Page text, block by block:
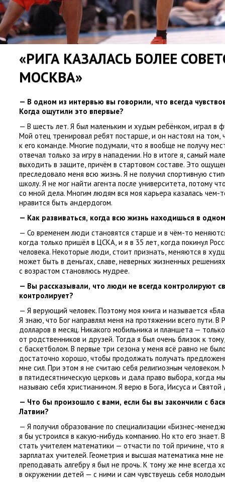
«РИГА КАЗАЛАСЬ БОЛЕЕ
МОСКВА»
— В одном из интервью вы говорили, что всегда
Когда ощутили это впервые?
— В шесть лет. Я был маленьким и худым ребёнком, играл в
Мой отец тренировал ребят постарше, и он настоял на том,
к его команде. Многие подумали, что я вообще не получу
отвечал только за игру в нападении. Но в итоге я, самый
выходить в защите, причём в стартовом составе. Это
преследовало меня всю жизнь. Я не получил спортивную
школу. Я не мог найти агента после университета, потому
со мной дела. Многим людям вся моя карьера казалась чем-
нравится быть андердогом.
— Как развиваться, когда всю жизнь находишься в
— Со временем люди становятся старше и в чём-то
когда только пришёл в ЦСКА, и я в 35 лет, когда покинул
человека. Некоторые люди, стоит признать, меняются в
может быть в деньгах, славе, неверных жизненных
с возрастом становлюсь мудрее.
— Вы рассказывали, что люди не всегда контролируют
контролирует?
— Я верующий человек. Поэтому моя книга и называется «
Я знаю, что Бог направлял меня на протяжении всего пути. В
долларов в месяц. Никакого мобильника и планшета —
от родственников и друзей. Тогда я был очень близок к тому,
с баскетболом. В первые три сезона у меня всё равно не
достаточно хорошо, чтобы продолжать получать
мне сил. При этом я не считаю себя религиозным
в пятидесятническую церковь и дала право выбора, когда
называю себя христианином. Я верю в Бога, Иисуса и Святой
— Что бы произошло с вами, если бы вы закончили с
Латвии?
— Я получил образование по специализации «Бизнес-
я бы устроился в какую-нибудь компанию. Но кто его знает.
стать учителем математики — отчасти по той причине, что
зарплатах учителей. Геометрия и высшая математика мне не
преподавать алгебру я был не прочь. К тому же мне всегда
в окружении детей — с ними и сам чувствуешь себя